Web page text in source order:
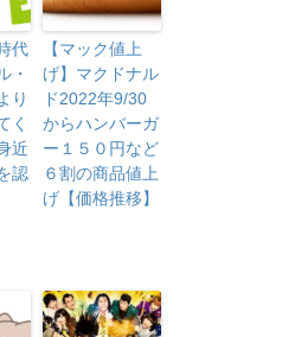
代
・
り
く
近
認
【マック値上
げ】マクドナル
ド2022年9/30
からハンバーガ
ー１５０円など
６割の商品値上
げ【価格推移】